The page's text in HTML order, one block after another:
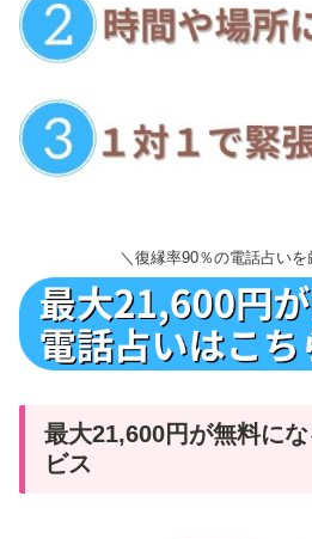
＼復縁率90％の電話占いを
最大21,600円が無料に
ビス